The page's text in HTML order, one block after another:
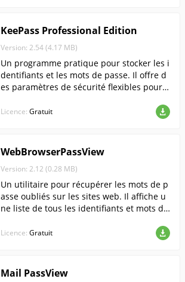
KeePass Professional Edition
Version: 2.54 (4.17 MB)
Un programme pratique pour stocker les i
dentifiants et les mots de passe. Il offre d
es paramètres de sécurité flexibles pour p
portantes.
Licence: Gratuit
WebBrowserPassView
Version: 2.12 (0.28 MB)
Un utilitaire pour récupérer les mots de p
asse oubliés sur les sites web. Il affiche u
ne liste de tous les identifiants et mots de
ur utilisé.
Licence: Gratuit
Mail PassView